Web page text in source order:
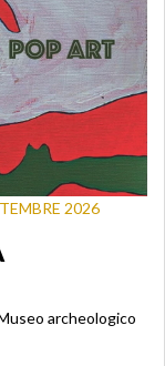
2026
archeologico